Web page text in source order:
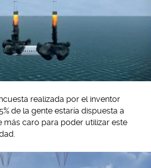
realizada por el inventor
de la gente estaría dispuesta a
más caro para poder utilizar este